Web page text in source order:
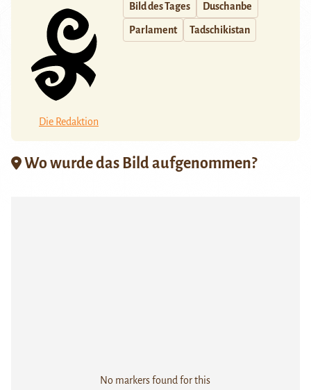
Die Redaktion
Bild des Tages Duschanbe
Parlament Tadschikistan
Wo wurde das Bild aufgenommen?
No markers found for this